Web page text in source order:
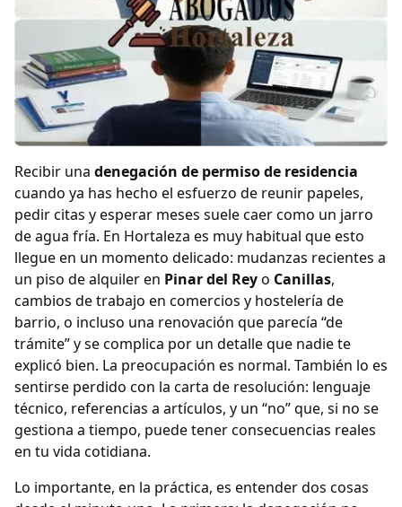
Recibir una denegación de permiso de residencia
cuando ya has hecho el esfuerzo de reunir papeles,
pedir citas y esperar meses suele caer como un jarro
de agua fría. En Hortaleza es muy habitual que esto
llegue en un momento delicado: mudanzas recientes a
un piso de alquiler en Pinar del Reyo Canillas,
cambios de trabajo en comercios y hostelería de
barrio, o incluso una renovación que parecía “de
trámite” y se complica por un detalle que nadie te
explicó bien. La preocupación es normal. También lo es
sentirse perdido con la carta de resolución: lenguaje
técnico, referencias a artículos, y un “no” que, si no se
gestiona a tiempo, puede tener consecuencias reales
en tu vida cotidiana.
Lo importante, en la práctica, es entender dos cosas